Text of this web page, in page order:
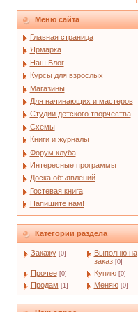
Меню сайта
Главная страница
Ярмарка
Наш Блог
Курсы для взрослых
Магазины
Для начинающих и мастеров
Студии детского творчества
Схемы
Книги и журналы
Форум клуба
Интересные программы
Доска объявлений
Гостевая книга
Напишите нам!
Категории раздела
Закажу [0]
Выполню на
заказ [0]
Прочее [0] Куплю [0]
Продам [1] Меняю [0]